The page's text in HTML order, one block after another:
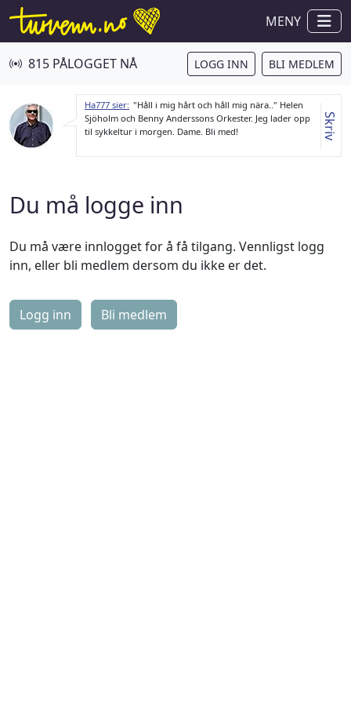
MENY
815 PÅLOGGET NÅ LOGG INN BLI MEDLEM
Ha777 sier: "Håll i mig hårt och håll mig nära.." Helen
Sjöholm och Benny Anderssons Orkester. Jeg lader opp
til sykkeltur i morgen. Dame. Bli med!
Skriv
Du må logge inn
Du må være innlogget for å få tilgang. Vennligst logg
inn, eller bli medlem dersom du ikke er det.
Logg inn